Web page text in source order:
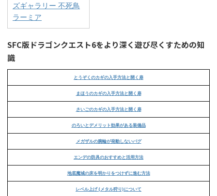
ズギャラリー 不死鳥
ラーミア
SFC版ドラゴンクエスト6をより深く遊び尽くすための知
識
とうぞくのカギの入手方法と開く扉
まほうのカギの入手方法と開く扉
さいごのカギの入手方法と開く扉
のろいとデメリット効果がある装備品
メガザルの腕輪が発動しないバグ
エンデの防具のおすすめと活用方法
地底魔城の床を明かりをつけずに進む方法
レベル上げ (メタル狩り)について